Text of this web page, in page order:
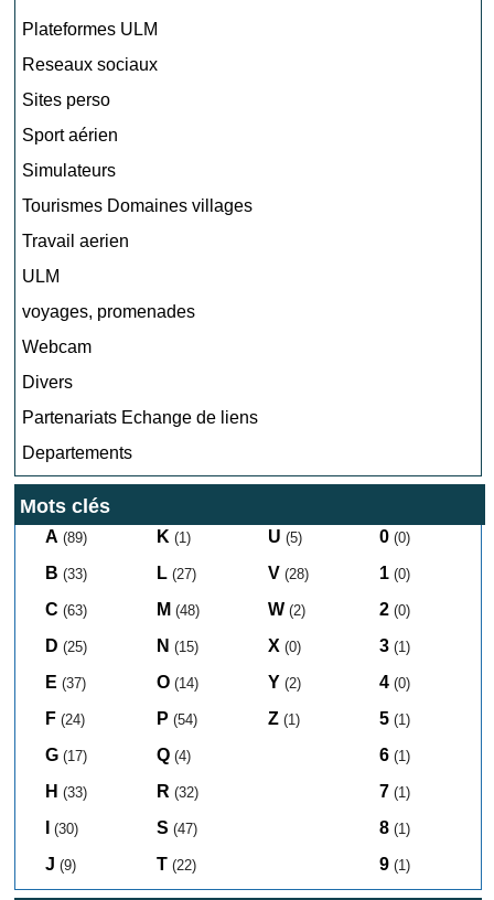
Plateformes ULM
Reseaux sociaux
Sites perso
Sport aérien
Simulateurs
Tourismes Domaines villages
Travail aerien
ULM
voyages, promenades
Webcam
Divers
Partenariats Echange de liens
Departements
Mots clés
A (89)
B (33)
C (63)
D (25)
E (37)
F (24)
G (17)
H (33)
(30)
J (9)
K (1)
L (27)
M (48)
N (15)
O (14)
P (54)
Q (4)
R (32)
S (47)
T (22)
U (5)
V (28)
W (2)
X (0)
Y (2)
Z (1)
0 (0)
1 (0)
2 (0)
3 (1)
4 (0)
5 (1)
6 (1)
7 (1)
8 (1)
9 (1)